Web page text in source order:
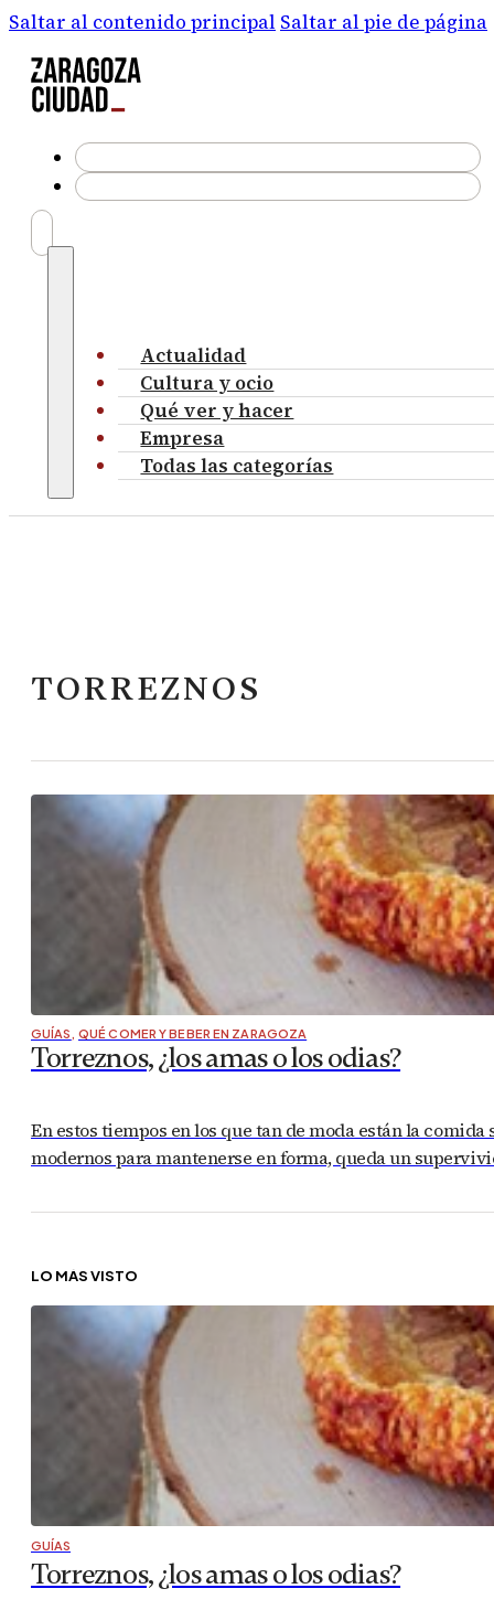
Saltar al contenido principal Saltar al pie de página
Actualidad
Cultura y ocio
Qué ver y hacer
Empresa
Todas las categorías
TORREZNOS
GUÍAS , QUÉ COMER Y BEBER EN ZARAGOZA
Torreznos, ¿los amas o los odias?
En estos tiempos en los que tan de moda están la
modernos para mantenerse en forma, queda un
LO MÁS VISTO
GUÍAS
Torreznos, ¿los amas o los odias?